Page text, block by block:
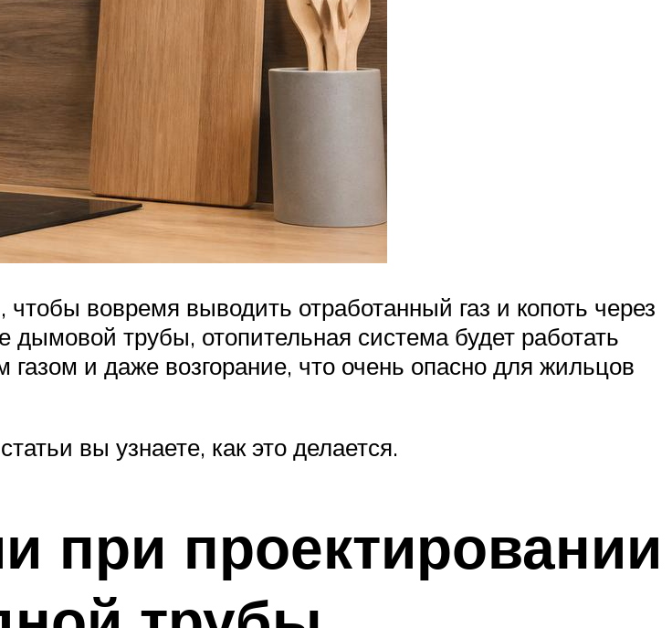
вовремя выводить отработанный газ и копоть через
трубы, отопительная система будет работать
и даже возгорание, что очень опасно для жильцов
вы узнаете, как это делается.
при проектировании